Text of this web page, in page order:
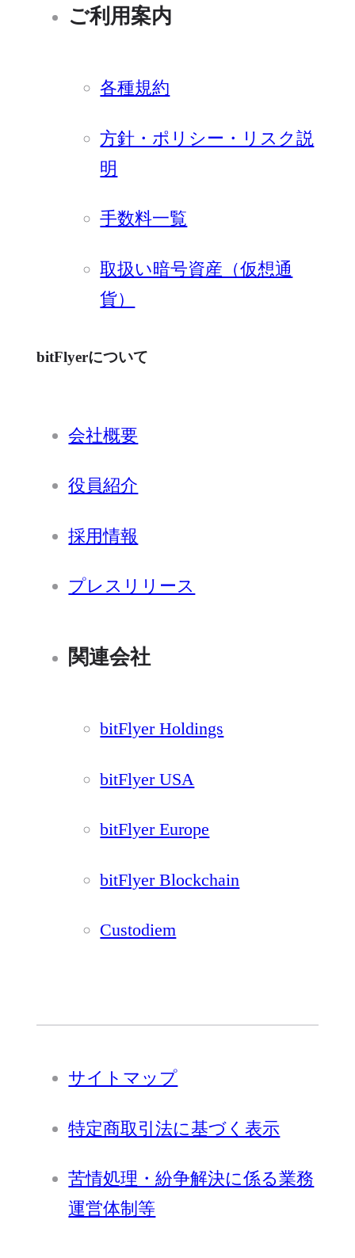
ご利用案内
各種規約
方針・ポリシー・リスク説
明
手数料一覧
取扱い暗号資産（仮想通
貨）
bitFlyerについて
会社概要
役員紹介
採用情報
プレスリリース
関連会社
bitFlyer Holdings
bitFlyer USA
bitFlyer Europe
bitFlyer Blockchain
Custodiem
サイトマップ
特定商取引法に基づく表示
苦情処理・紛争解決に係る業務
運営体制等